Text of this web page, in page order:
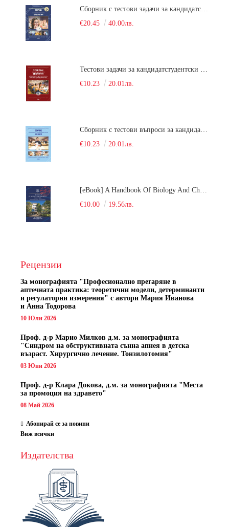
€20.45
40.00лв.
€10.23
20.01лв.
€10.23
20.01лв.
€10.00
19.56лв.
Рецензии
За монографията "Професионално прегаряне в
аптечната практика: теоретични модели, детерминанти
и регулаторни измерения" с автори Мария Иванова
и Анна Тодорова
10 Юли 2026
Проф. д-р Марио Милков д.м. за монографията
"Синдром на обструктивната сънна апнея в детска
възраст. Хирургично лечение. Тонзилотомия"
03 Юни 2026
Проф. д-р Клара Докова, д.м. за монографията "Места
за промоция на здравето"
08 Май 2026
Абонирай се за новини
Виж всички
Издателства